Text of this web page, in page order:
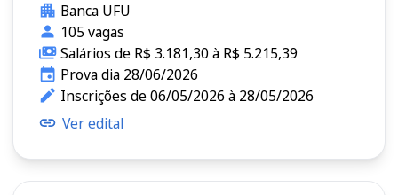
Banca UFU
105 vagas
Salários de R$ 3.181,30 à R$ 5.215,39
Prova dia 28/06/2026
Inscrições de 06/05/2026 à 28/05/2026
Ver edital